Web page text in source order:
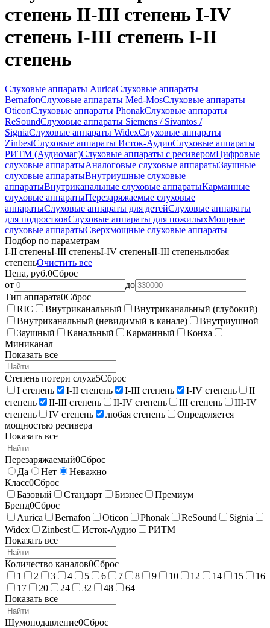
степень II-III степень I-IV
степень I-III степень I-II
степень
Слуховые аппараты AuricaСлуховые аппараты
BernafonСлуховые аппараты Med-MosСлуховые аппараты
OticonСлуховые аппараты PhonakСлуховые аппараты
ReSoundСлуховые аппараты Siemens / Sivantos /
SigniaСлуховые аппараты WidexСлуховые аппараты
ZinbestСлуховые аппараты Исток-АудиоСлуховые аппараты
РИТМ (Аудиомаг)Слуховые аппараты с ресиверомЦифровые
слуховые аппаратыАналоговые слуховые аппаратыЗаушные
слуховые аппаратыВнутриушные слуховые
аппаратыВнутриканальные слуховые аппаратыКарманные
слуховые аппаратыПерезаряжаемые слуховые
аппаратыСлуховые аппараты для детейСлуховые аппараты
для подростковСлуховые аппараты для пожилыхМощные
слуховые аппаратыСверхмощные слуховые аппараты
Подбор по параметрам
I-II степеньI-III степеньI-IV степеньII-III степеньлюбая
степеньОчистить все
Цена, руб.0Сброс
от
до
Тип аппарата0Сброс
RIC
Внутриканальный
Внутриканальный (глубокий)
Внутриканальный (невидимый в канале)
Внутриушной
Заушный
Канальный Карманный
Конха
Миниканал
Показать все
Степень потери слуха5Сброс
I степень
I-II степень I-III степень I-IV степень
II
степень
II-III степень II-IV степень III степень
III-IV
степень
IV степень любая степень
Определяется
мощностью ресивера
Показать все
Перезаряжаемый0Сброс
Да
Нет
Неважно
Класс0Сброс
Базовый
Стандарт Бизнес
Премиум
Бренд0Сброс
Aurica
Bernafon Oticon Phonak ReSound
Signia
Widex
Zinbest Исток-Аудио
РИТМ
Показать все
Количество каналов0Сброс
1
2 3 4 5 6 7 8 9 10 12 14 15
16
17
20 24 32 48
64
Показать все
Шумоподавление0Сброс